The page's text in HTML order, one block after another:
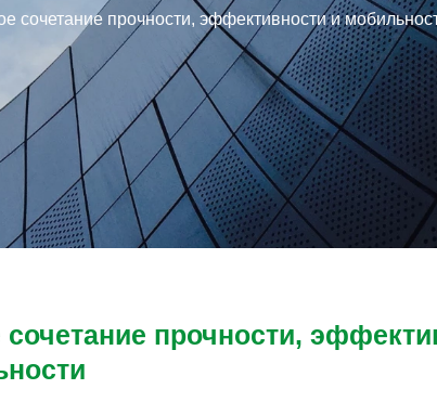
сочетание прочности, эффективности и
прочности,